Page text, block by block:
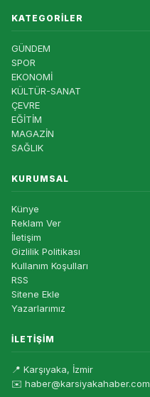
KATEGORILER
GÜNDEM
SPOR
EKONOMİ
KÜLTÜR-SANAT
ÇEVRE
EĞİTİM
MAGAZİN
SAĞLIK
KURUMSAL
Künye
Reklam Ver
İletişim
Gizlilik Politikası
Kullanım Koşulları
RSS
Sitene Ekle
Yazarlarımız
İLETIŞIM
📍 Karşıyaka, İzmir
✉️ haber@karsiyakahaber.com